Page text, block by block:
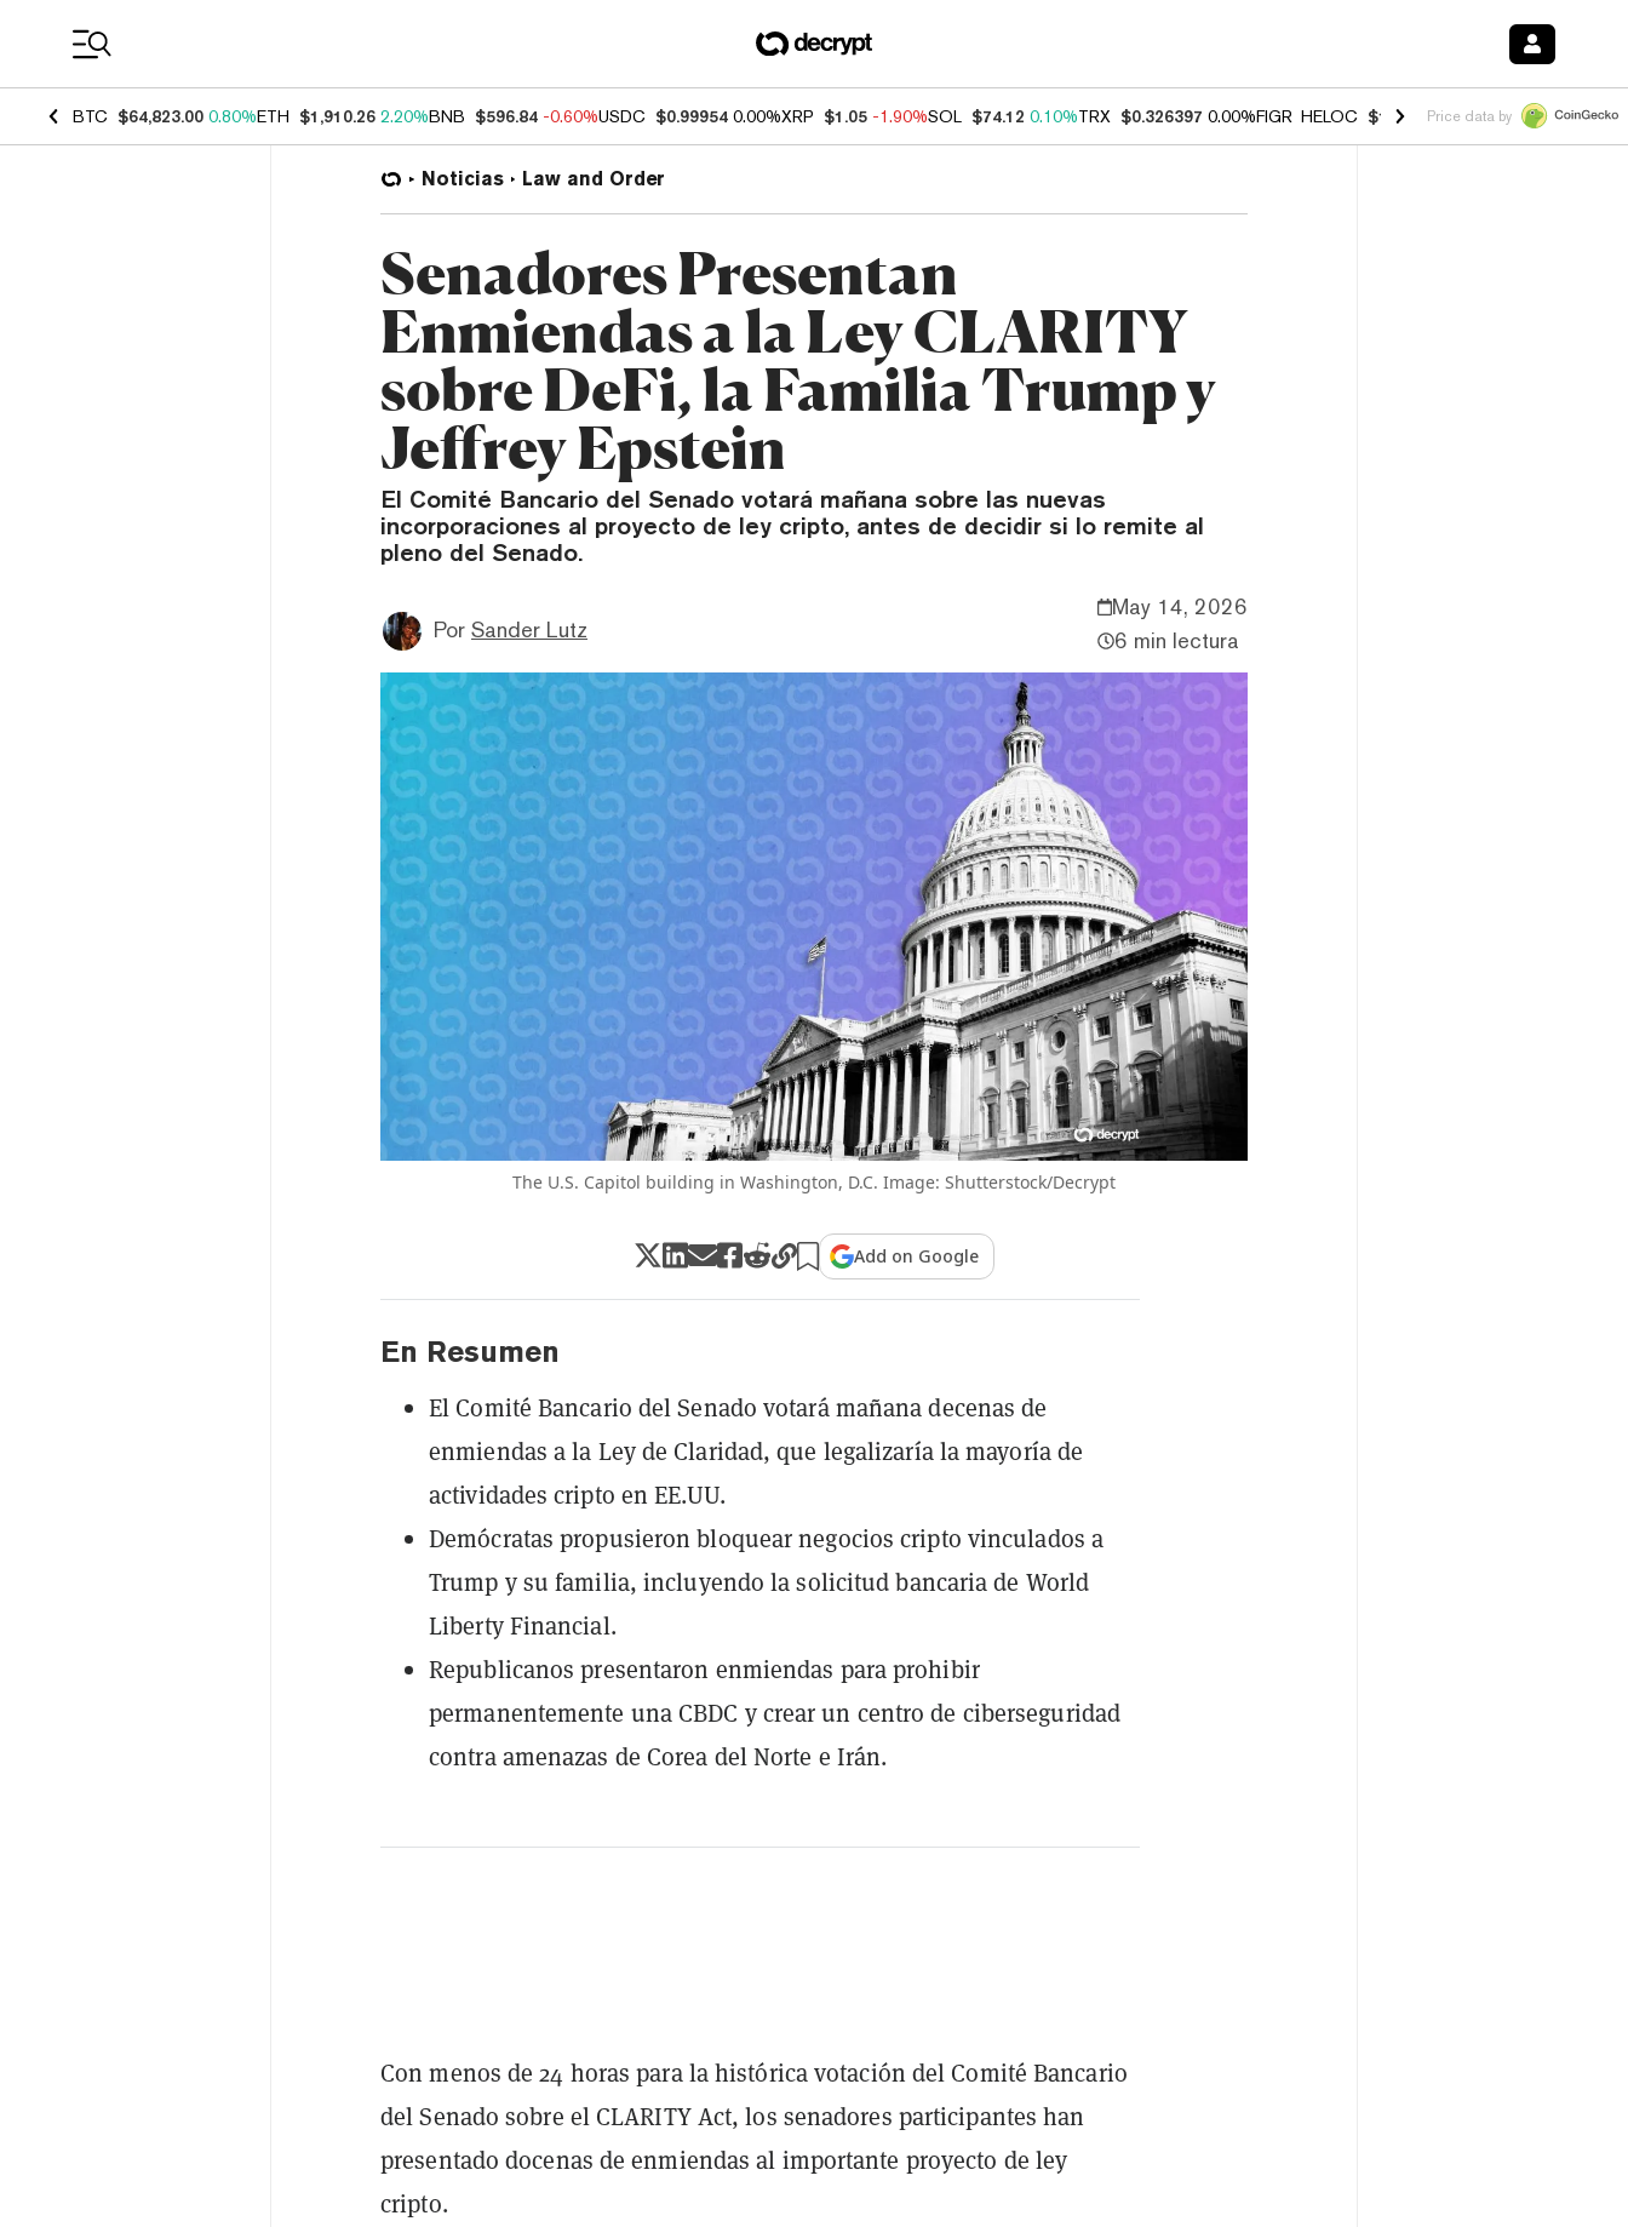
BTC $64,823.00 0.80%ETH $1,910.26 2.20%BNB $596.84 -0.60%USDC $0.99954 0.00%XRP $1.05 -1.90%SOL $74.12 0.10%TRX $0.326397 0.00%FIGR_HELOC $1.032 3.00%HYPE $56.41
Price data by
Noticias Law and Order
Senadores Presentan
Enmiendas a la Ley CLARITY
sobre DeFi, la Familia Trump y
Jeffrey Epstein
El Comité Bancario del Senado votará mañana sobre las nuevas
incorporaciones al proyecto de ley cripto, antes de decidir si lo remite al
pleno del Senado.
Por Sander Lutz
May 14, 2026
6 min lectura
The U.S. Capitol building in Washington, D.C. Image: Shutterstock/Decrypt
Add on Google
En Resumen
El Comité Bancario del Senado votará mañana decenas de
enmiendas a la Ley de Claridad, que legalizaría la mayoría de
actividades cripto en EE.UU.
Demócratas propusieron bloquear negocios cripto vinculados a
Trump y su familia, incluyendo la solicitud bancaria de World
Liberty Financial.
Republicanos presentaron enmiendas para prohibir
permanentemente una CBDC y crear un centro de ciberseguridad
contra amenazas de Corea del Norte e Irán.
Con menos de 24 horas para la histórica votación del Comité Bancario
del Senado sobre el CLARITY Act, los senadores participantes han
presentado docenas de enmiendas al importante proyecto de ley
cripto.